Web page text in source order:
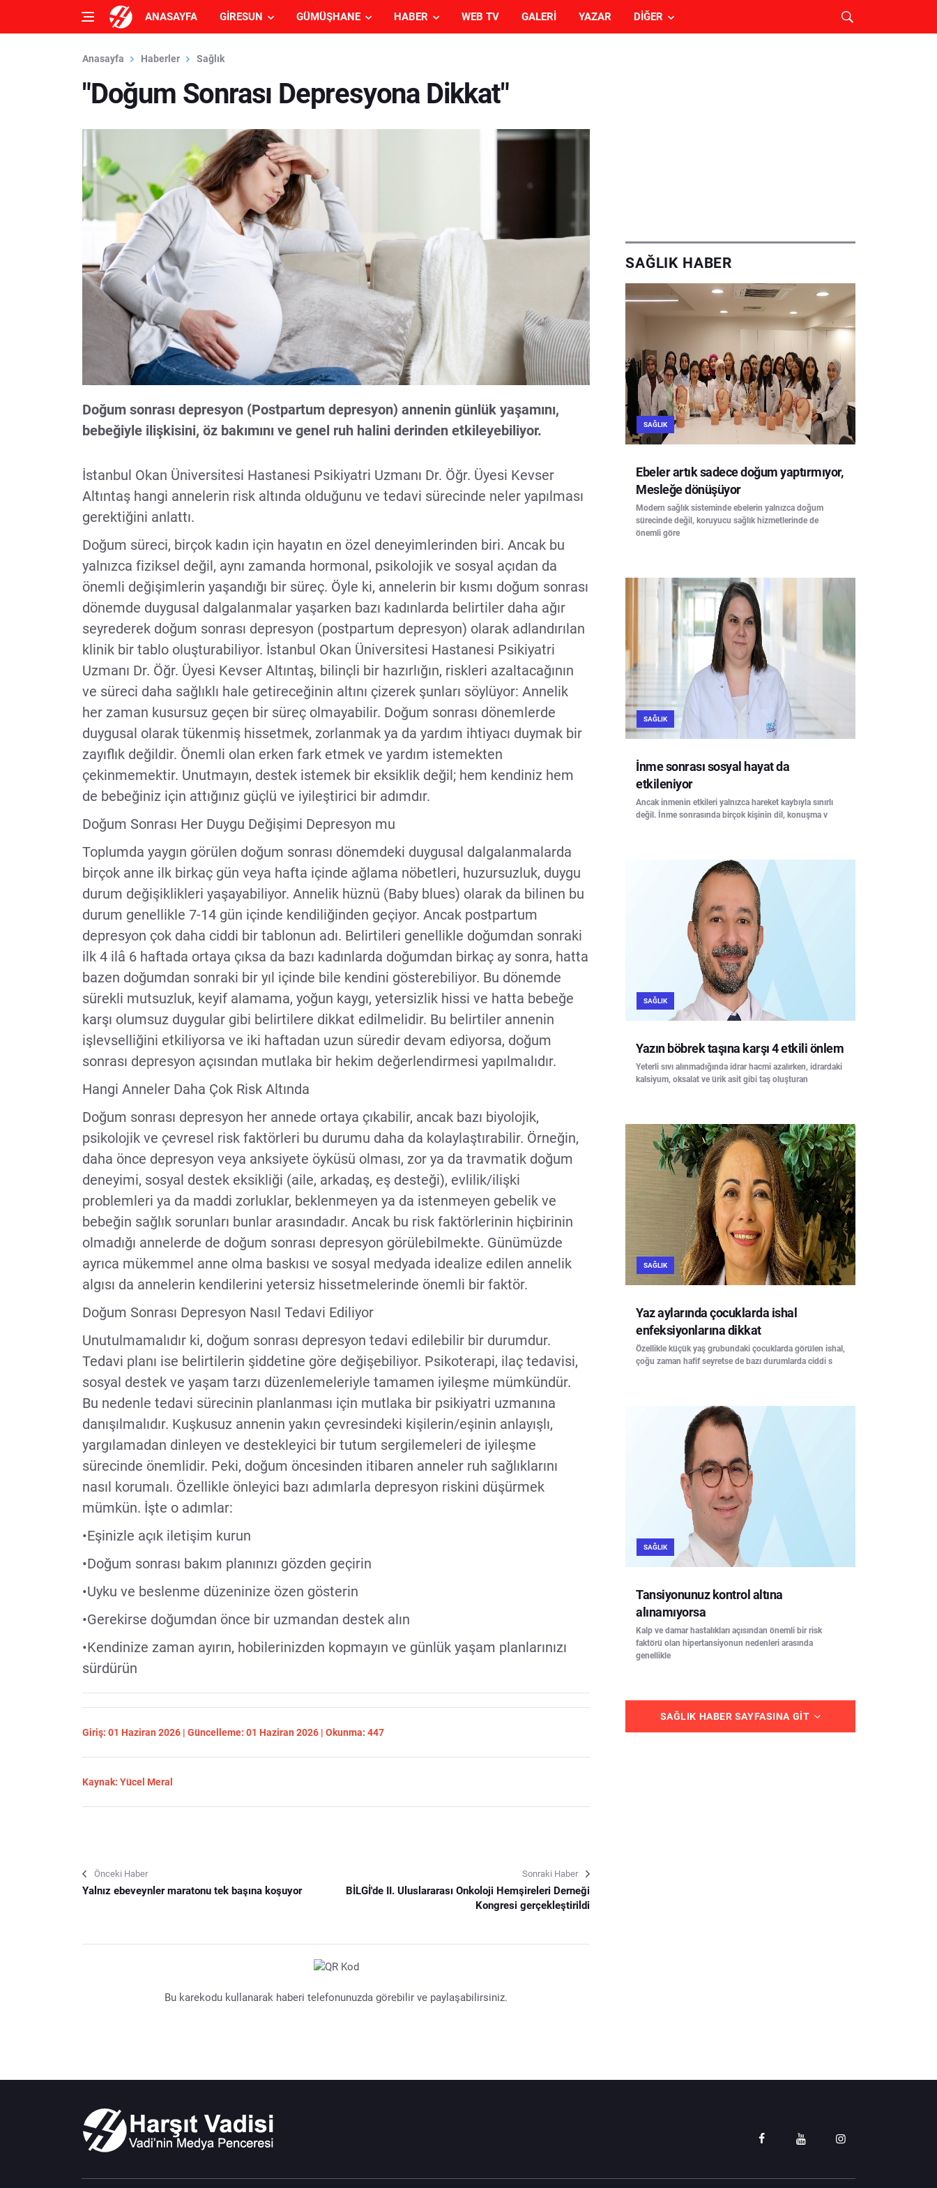
ANASAYFA GIRESUN GÜMÜŞHANE HABER WEB TV GALERI YAZAR DIĞER
Anasayfa Haberler Sağlık
"Doğum Sonrası Depresyona Dikkat"
Doğum sonrası depresyon (Postpartum depresyon) annenin günlük yaşamını,
bebeğiyle ilişkisini, öz bakımını ve genel ruh halini derinden etkileyebiliyor.
İstanbul Okan Üniversitesi Hastanesi Psikiyatri Uzmanı Dr. Öğr. Üyesi Kevser
Altıntaş hangi annelerin risk altında olduğunu ve tedavi sürecinde neler yapılması
gerektiğini anlattı.
Doğum süreci, birçok kadın için hayatın en özel deneyimlerinden biri. Ancak bu
yalnızca fiziksel değil, aynı zamanda hormonal, psikolojik ve sosyal açıdan da
önemli değişimlerin yaşandığı bir süreç. Öyle ki, annelerin bir kısmı doğum sonrası
dönemde duygusal dalgalanmalar yaşarken bazı kadınlarda belirtiler daha ağır
seyrederek doğum sonrası depresyon (postpartum depresyon) olarak adlandırılan
klinik bir tablo oluşturabiliyor. İstanbul Okan Üniversitesi Hastanesi Psikiyatri
Uzmanı Dr. Öğr. Üyesi Kevser Altıntaş, bilinçli bir hazırlığın, riskleri azaltacağının
ve süreci daha sağlıklı hale getireceğinin altını çizerek şunları söylüyor: Annelik
her zaman kusursuz geçen bir süreç olmayabilir. Doğum sonrası dönemlerde
duygusal olarak tükenmiş hissetmek, zorlanmak ya da yardım ihtiyacı duymak bir
zayıflık değildir. Önemli olan erken fark etmek ve yardım istemekten
çekinmemektir. Unutmayın, destek istemek bir eksiklik değil; hem kendiniz hem
de bebeğiniz için attığınız güçlü ve iyileştirici bir adımdır.
Doğum Sonrası Her Duygu Değişimi Depresyon mu
Toplumda yaygın görülen doğum sonrası dönemdeki duygusal dalgalanmalarda
birçok anne ilk birkaç gün veya hafta içinde ağlama nöbetleri, huzursuzluk, duygu
durum değişiklikleri yaşayabiliyor. Annelik hüznü (Baby blues) olarak da bilinen bu
durum genellikle 7-14 gün içinde kendiliğinden geçiyor. Ancak postpartum
depresyon çok daha ciddi bir tablonun adı. Belirtileri genellikle doğumdan sonraki
ilk 4 ilâ 6 haftada ortaya çıksa da bazı kadınlarda doğumdan birkaç ay sonra, hatta
bazen doğumdan sonraki bir yıl içinde bile kendini gösterebiliyor. Bu dönemde
sürekli mutsuzluk, keyif alamama, yoğun kaygı, yetersizlik hissi ve hatta bebeğe
karşı olumsuz duygular gibi belirtilere dikkat edilmelidir. Bu belirtiler annenin
işlevselliğini etkiliyorsa ve iki haftadan uzun süredir devam ediyorsa, doğum
sonrası depresyon açısından mutlaka bir hekim değerlendirmesi yapılmalıdır.
Hangi Anneler Daha Çok Risk Altında
Doğum sonrası depresyon her annede ortaya çıkabilir, ancak bazı biyolojik,
psikolojik ve çevresel risk faktörleri bu durumu daha da kolaylaştırabilir. Örneğin,
daha önce depresyon veya anksiyete öyküsü olması, zor ya da travmatik doğum
deneyimi, sosyal destek eksikliği (aile, arkadaş, eş desteği), evlilik/ilişki
problemleri ya da maddi zorluklar, beklenmeyen ya da istenmeyen gebelik ve
bebeğin sağlık sorunları bunlar arasındadır. Ancak bu risk faktörlerinin hiçbirinin
olmadığı annelerde de doğum sonrası depresyon görülebilmekte. Günümüzde
ayrıca mükemmel anne olma baskısı ve sosyal medyada idealize edilen annelik
algısı da annelerin kendilerini yetersiz hissetmelerinde önemli bir faktör.
Doğum Sonrası Depresyon Nasıl Tedavi Ediliyor
Unutulmamalıdır ki, doğum sonrası depresyon tedavi edilebilir bir durumdur.
Tedavi planı ise belirtilerin şiddetine göre değişebiliyor. Psikoterapi, ilaç tedavisi,
sosyal destek ve yaşam tarzı düzenlemeleriyle tamamen iyileşme mümkündür.
Bu nedenle tedavi sürecinin planlanması için mutlaka bir psikiyatri uzmanına
danışılmalıdır. Kuşkusuz annenin yakın çevresindeki kişilerin/eşinin anlayışlı,
yargılamadan dinleyen ve destekleyici bir tutum sergilemeleri de iyileşme
sürecinde önemlidir. Peki, doğum öncesinden itibaren anneler ruh sağlıklarını
nasıl korumalı. Özellikle önleyici bazı adımlarla depresyon riskini düşürmek
mümkün. İşte o adımlar:
•Eşinizle açık iletişim kurun
•Doğum sonrası bakım planınızı gözden geçirin
•Uyku ve beslenme düzeninize özen gösterin
•Gerekirse doğumdan önce bir uzmandan destek alın
•Kendinize zaman ayırın, hobilerinizden kopmayın ve günlük yaşam planlarınızı
sürdürün
Giriş: 01 Haziran 2026 | Güncelleme: 01 Haziran 2026 | Okunma: 447
Kaynak: Yücel Meral
Önceki Haber
Yalnız ebeveynler maratonu tek başına koşuyor
Sonraki Haber
BİLGİ'de II. Uluslararası Onkoloji Hemşireleri Derneği
Kongresi gerçekleştirildi
Bu karekodu kullanarak haberi telefonunuzda görebilir ve paylaşabilirsiniz.
SAĞLIK HABER
SAĞLIK
Ebeler artık sadece doğum yaptırmıyor,
Mesleğe dönüşüyor
Modern sağlık sisteminde ebelerin yalnızca doğum
sürecinde değil, koruyucu sağlık hizmetlerinde de
önemli göre
SAĞLIK
İnme sonrası sosyal hayat da
etkileniyor
Ancak inmenin etkileri yalnızca hareket kaybıyla sınırlı
değil. İnme sonrasında birçok kişinin dil, konuşma v
SAĞLIK
Yazın böbrek taşına karşı 4 etkili önlem
Yeterli sıvı alınmadığında idrar hacmi azalırken, idrardaki
kalsiyum, oksalat ve ürik asit gibi taş oluşturan
SAĞLIK
Yaz aylarında çocuklarda ishal
enfeksiyonlarına dikkat
Özellikle küçük yaş grubundaki çocuklarda görülen ishal,
çoğu zaman hafif seyretse de bazı durumlarda ciddi s
SAĞLIK
Tansiyonunuz kontrol altına
alınamıyorsa
Kalp ve damar hastalıkları açısından önemli bir risk
faktörü olan hipertansiyonun nedenleri arasında
genellikle
SAĞLIK HABER SAYFASINA GIT